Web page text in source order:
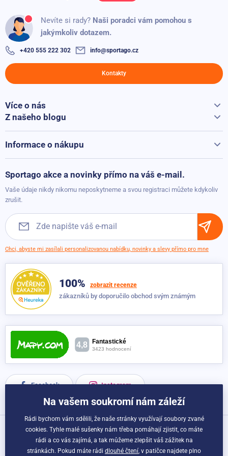
Délka utahovacího pásku: 80 cm
Velikost XXL
Výška: 31 cm
Šířka: 23 cm
Obvod: 126 cm (měřeno od ramene k protilehlému podpaží a přes
záda zpět na rameno)
Maximální obvod paže: 48 cm
Délka utahovacího pásku: 88 cm
Přidáno: 19.04.2026
Nevíte si rady? Naši poradci vám pomohou s
jakýmkoliv dotazem.
+420 555 222 302 info@sportago.cz
Kontakty
Více o nás
Vše o Sportago
Kontakty
Z našeho blogu
Běžecké pásy při přepravě hýčkáme
Informace o nákupu
Obchodní podmínky
Sportago akce a novinky přímo na váš e-mail.
Vaše údaje nikdy nikomu neposkytneme a svou registraci můžete kdykoliv
zrušit.
Chci, abyste mi zasílali personalizovanou nabídku, novinky a slevy přímo pro mne
100% zobrazit recenze
zákazníků by doporučilo obchod svým známým
Facebook Instagram
Možnosti dopravy a platby:
Na vašem soukromí nám záleží
Rádi bychom vám sdělili, že naše stránky využívají soubory zvané
cookies. Tyhle malé sušenky nám třeba pomáhají zjistit, co máte
rádi a co vás zajímá, a tak můžeme zlepšit váš zážitek na
stránkách. Pokud máte rádi dlouhé čtení, v patičce najdete plno